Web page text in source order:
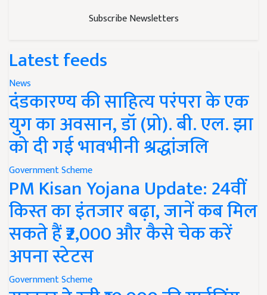
Subscribe Newsletters
Latest feeds
News
दंडकारण्य की साहित्य परंपरा के एक
युग का अवसान, डॉ (प्रो). बी. एल. झा
को दी गई भावभीनी श्रद्धांजलि
Government Scheme
PM Kisan Yojana Update: 24वीं
किस्त का इंतजार बढ़ा, जानें कब मिल
सकते हैं ₹2,000 और कैसे चेक करें
अपना स्टेटस
Government Scheme